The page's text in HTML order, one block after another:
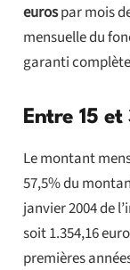
eurospar mois
mensuelle du
garanti
Entre 15
Le montant
57,5% du
janvier 2004 de
soit 1.354,16
premières